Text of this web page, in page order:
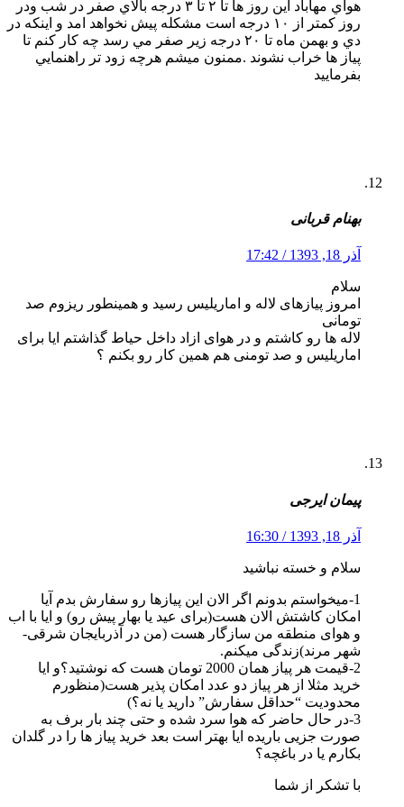
هواي مهاباد اين روز ها تا ٢ تا ٣ درجه بالاي صفر در شب ودر
روز كمتر از ١٠ درجه است مشكله پيش نخواهد امد و اينكه در
دي و بهمن ماه تا ٢٠ درجه زير صفر مي رسد چه كار كنم تا
پياز ها خراب نشوند .ممنون ميشم هرچه زود تر راهنمايي
بفرماييد
بهنام قربانی
آذر 18, 1393 / 17:42
سلام
امروز پیازهای لاله و اماریلیس رسید و همینطور ریزوم صد
تومانی
لاله ها رو کاشتم و در هوای ازاد داخل حیاط گذاشتم ایا برای
اماریلیس و صد تومنی هم همین کار رو بکنم ؟
پیمان ایرجی
آذر 18, 1393 / 16:30
سلام و خسته نباشید
1-میخواستم بدونم اگر الان این پیازها رو سفارش بدم آیا
امکان کاشتش الان هست(برای عید یا بهار پیش رو) و ایا با اب
و هوای منطقه من سازگار هست (من در آذربایجان شرقی-
شهر مرند)زندگی میکنم.
2-قیمت هر پیاز همان 2000 تومان هست که نوشتید؟و ایا
خرید مثلا از هر پیاز دو عدد امکان پذیر هست(منظورم
محدودیت “حداقل سفارش” دارید یا نه؟)
3-در حال حاضر که هوا سرد شده و حتی چند بار برف به
صورت جزیی باریده ایا بهتر است بعد خرید پیاز ها را در گلدان
بکارم یا در باغچه؟
با تشکر از شما